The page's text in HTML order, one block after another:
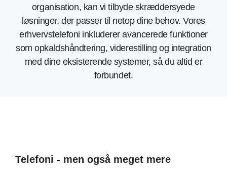
organisation, kan vi tilbyde skræddersyede
løsninger, der passer til netop dine behov. Vores
erhvervstelefoni inkluderer avancerede funktioner
som opkaldshåndtering, viderestilling og integration
med dine eksisterende systemer, så du altid er
forbundet.
Telefoni - men også meget mere